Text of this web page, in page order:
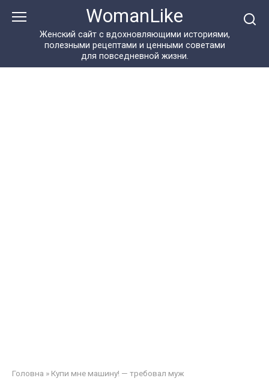
WomanLike
Женский сайт с вдохновляющими историями,
полезными рецептами и ценными советами
для повседневной жизни.
Головна » Купи мне машину! — требовал муж